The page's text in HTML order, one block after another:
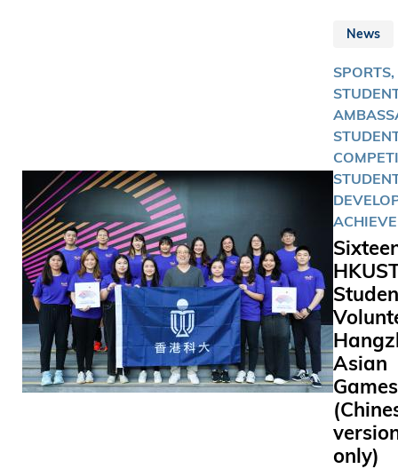
至27日
多個國家
的參賽選
名港隊大
動員健兒
與競逐10
項目。
student
SALVO –
“Maddy”
friends
call her –
ready to
hours-
training
her
Travelling
Tin Shui
student
CHU
his heart
soul into
invention
News
SPORTS,
Asian
Games
only)